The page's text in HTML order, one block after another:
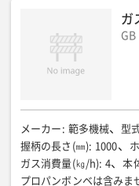
ガ
GB
メーカー : 範多機械 型
握柄の長さ(㎜): 1000
ガス消費量(㎏/h): 4 本
プロパンボンベは含みま